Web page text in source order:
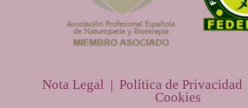
Nota Legal | Política de Privacidad |
Cookies